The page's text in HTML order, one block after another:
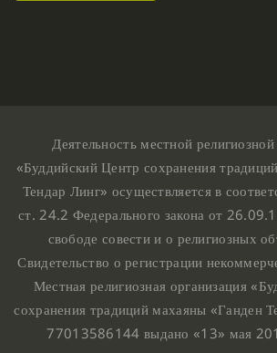
Деятельность местной
«Буддийский Центр сохранения
Тендар Линг» осуществляется в
ст. 24.2 Федерального закона от
свободе совести и о религиозных
Свидетельство о регистрации
Местная религиозная организация
сохранения традиций махаяны «Ганден
77013586144 выдано «13» мая